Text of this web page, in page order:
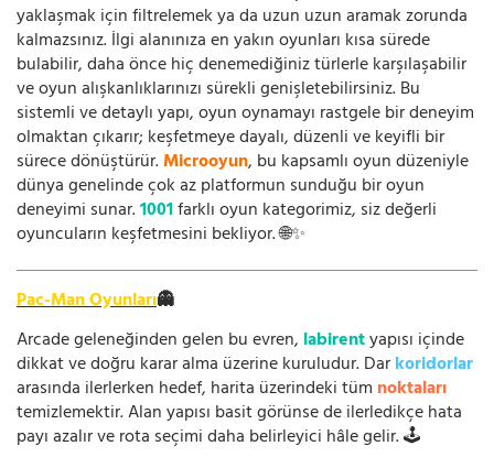
yaklaşmak için filtrelemek ya da uzun uzun aramak zorunda
kalmazsınız. İlgi alanınıza en yakın oyunları kısa sürede
bulabilir, daha önce hiç denemediğiniz türlerle karşılaşabilir
ve oyun alışkanlıklarınızı sürekli genişletebilirsiniz. Bu
sistemli ve detaylı yapı, oyun oynamayı rastgele bir deneyim
olmaktan çıkarır; keşfetmeye dayalı, düzenli ve keyifli bir
sürece dönüştürür.Microoyun, bu kapsamlı oyun düzeniyle
dünya genelinde çok az platformun sunduğu bir oyun
deneyimi sunar.1001farklı oyun kategorimiz, siz değerli
oyuncuların keşfetmesini bekliyor. 🌐✨
Pac-Man Oyunları👻
Arcade geleneğinden gelen bu evren, labirentyapısı içinde
dikkat ve doğru karar alma üzerine kuruludur. Darkoridorlar
arasında ilerlerken hedef, harita üzerindeki tüm noktaları
temizlemektir. Alan yapısı basit görünse de ilerledikçe hata
payı azalır ve rota seçimi daha belirleyici hâle gelir. 🕹️